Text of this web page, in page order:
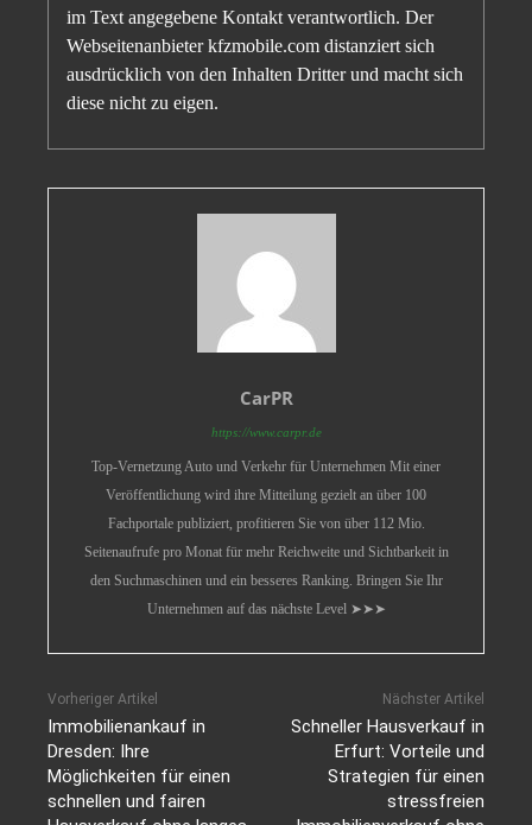
im Text angegebene Kontakt verantwortlich. Der
Webseitenanbieter kfzmobile.com distanziert sich
ausdrücklich von den Inhalten Dritter und macht sich
diese nicht zu eigen.
CarPR
https://www.carpr.de
Top-Vernetzung Auto und Verkehr für Unternehmen Mit einer
Veröffentlichung wird ihre Mitteilung gezielt an über 100
Fachportale publiziert, profitieren Sie von über 112 Mio.
Seitenaufrufe pro Monat für mehr Reichweite und Sichtbarkeit in
den Suchmaschinen und ein besseres Ranking. Bringen Sie Ihr
Unternehmen auf das nächste Level ➤➤➤
Vorheriger Artikel
Immobilienankauf in
Dresden: Ihre
Möglichkeiten für einen
schnellen und fairen
Nächster Artikel
Schneller Hausverkauf in
Erfurt: Vorteile und
Strategien für einen
stressfreien